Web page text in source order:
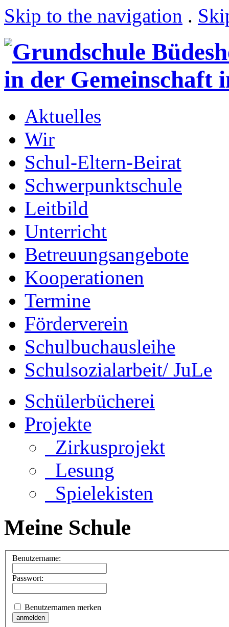
Skip to the navigation .
Aktuelles
Wir
Schul-Eltern-Beirat
Schwerpunktschule
Leitbild
Unterricht
Betreuungsangebote
Kooperationen
Termine
Förderverein
Schulbuchausleihe
Schulsozialarbeit/ JuLe
Schülerbücherei
Projekte
Zirkusprojekt
Lesung
Spielekisten
Meine Schule
Benutzername:
Passwort:
Benutzernamen merken